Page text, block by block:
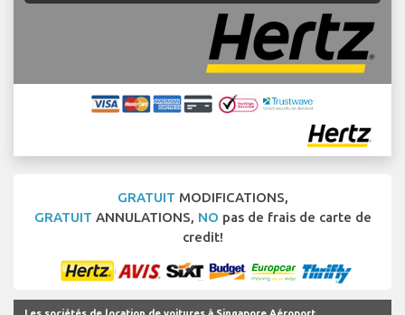
GRATUIT MODIFICATIONS,
GRATUIT ANNULATIONS, NO pas de frais de carte de
credit!
Les sociétés de location de voitures à Singapore Aéroport